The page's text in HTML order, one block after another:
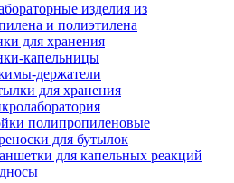
изделия из
и полиэтилена
для хранения
капельницы
держатели
для хранения
полипропиленовые
для бутылок
для капельных реакций